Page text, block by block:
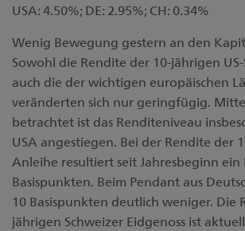
USA: 4.50%; DE: 2.95%; CH: 0.34%
Wenig Bewegung gestern an den
Sowohl die Rendite der 10-jährigen
auch die der wichtigen europäischen
veränderten sich nur geringfügig.
betrachtet ist das Renditeniveau
USA angestiegen. Bei der Rendite der
Anleihe resultiert seit Jahresbeginn ein
Basispunkten. Beim Pendant aus
10 Basispunkten deutlich weniger. Die
jährigen Schweizer Eidgenoss ist